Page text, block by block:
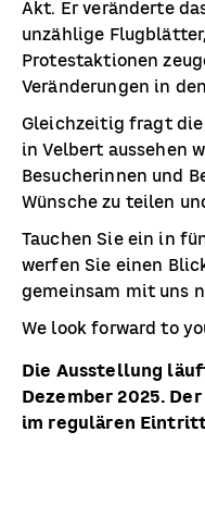
Akt. Er veränderte
unzählige
Protestaktionen
Veränderungen in
Gleichzeitig fragt
in Velbert aussehen
Besucherinnen und
Wünsche zu teilen
Tauchen Sie ein in
werfen Sie einen
gemeinsam mit uns
We look forward to
Die Ausstellung
Dezember 2025.
im regulären